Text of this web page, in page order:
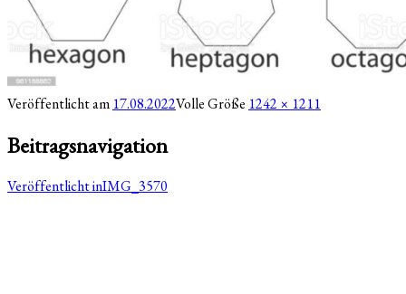
Veröffentlicht am 17.08.2022Volle Größe 1242 × 1211
Beitragsnavigation
Veröffentlicht inIMG_3570